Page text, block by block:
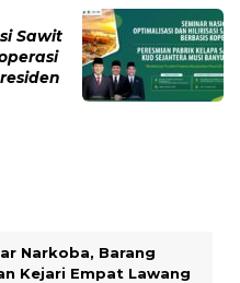
Sawit
Narkoba, Barang
Kejari Empat Lawang